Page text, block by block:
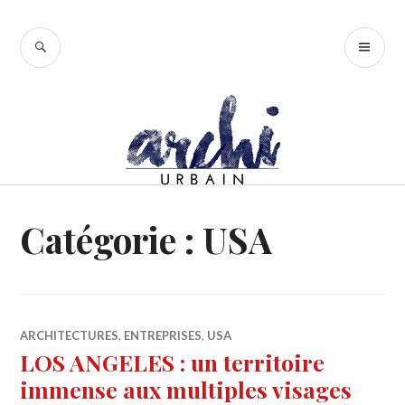
contenu
RECHERCHE
Catégorie : USA
ARCHITECTURES, ENTREPRISES, USA
LOS ANGELES : un territoire
immense aux multiples visages